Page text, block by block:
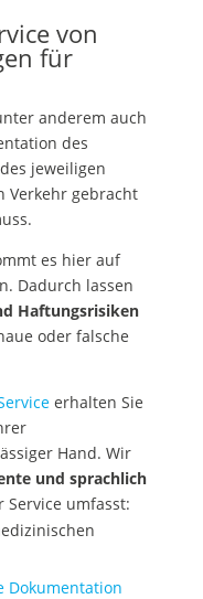
von
für
anderem auch
des
jeweiligen
Verkehr gebracht
es hier auf
Dadurch lassen
Haftungsrisiken
oder falsche
erhalten Sie
Hand. Wir
und sprachlich
umfasst:
Dokumentation